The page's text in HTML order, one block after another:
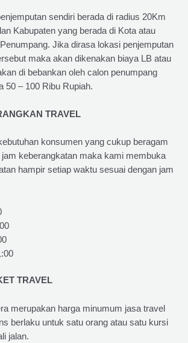
sendiri berada di radius 20Km
Kabupaten yang berada di Kota atau
Jika dirasa lokasi penjemputan
maka akan dikenakan biaya LB atau
di bebankan oleh calon penumpang
50 – 100 Ribu Rupiah.
TRAVEL
konsumen yang cukup beragam
jam keberangkatan maka kami membuka
hampir setiap waktu sesuai dengan jam
TRAVEL
merupakan harga minumum jasa travel
berlaku untuk satu orang atau satu kursi
jalan.